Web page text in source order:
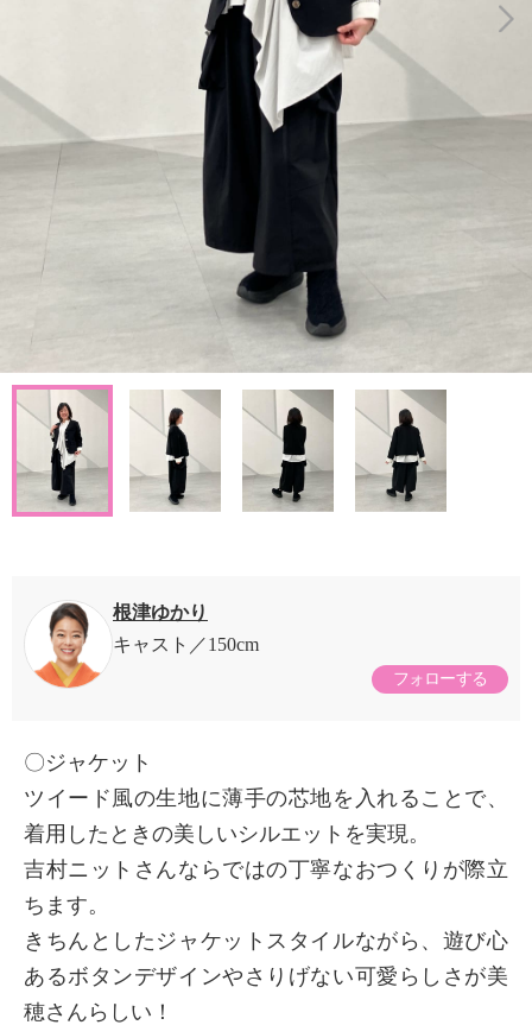
根津ゆかり
キャスト
150cm
フォローする
〇ジャケット
ツイード風の生地に薄手の芯地を入れることで、
着用したときの美しいシルエットを実現。
吉村ニットさんならではの丁寧なおつくりが際立
ちます。
きちんとしたジャケットスタイルながら、遊び心
あるボタンデザインやさりげない可愛らしさが美
穂さんらしい！